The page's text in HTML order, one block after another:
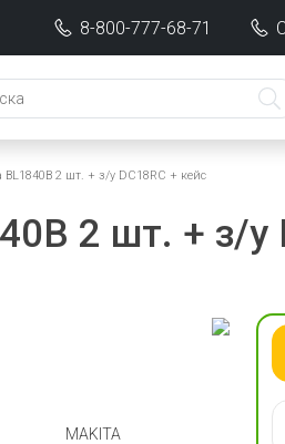
8-800-777-68-71
2 шт. + з/у DC18RC + кейс
2 шт. + з/у
MAKITA